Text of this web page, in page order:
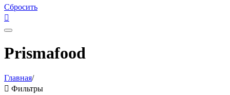
Сбросить

Prismafood
Главная/
 Фильтры